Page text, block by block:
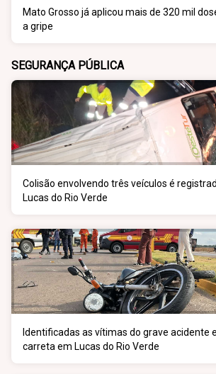
Mato Grosso já aplicou mais de 320 mil
a gripe
SEGURANÇA PÚBLICA
Colisão envolvendo três veículos é
Lucas do Rio Verde
Identificadas as vítimas do grave acidente
carreta em Lucas do Rio Verde